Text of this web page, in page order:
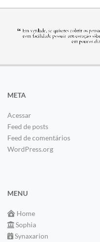
META
Acessar
Feed de posts
Feed de comentários
WordPress.org
MENU
Home
Sophia
Synaxarion